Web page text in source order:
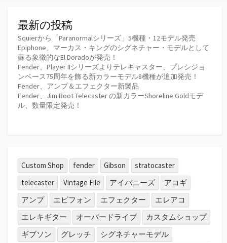
最新の投稿
Squierから「Paranormalシリーズ」5機種・12モデル発売
Epiphone、マーカス・キングのシグネチャー・モデルとして
蘇る象徴的なEl Doradoが発売！
Fender、Player IIシリーズよりテレキャスター、プレシジョ
ンベース75周年を飾る新カラーモデル8機種が追加発売！
Fender、アンプ＆エフェクター新製品
Fender、Jim Root Telecaster の新カラーShoreline Goldモデ
ル、数量限定発売！
Custom Shop fender Gibson
stratocaster
telecaster
Vintage File アイバニーズ
アコギ
アンプ
エピフォン エフェクター
エレアコ
エレキギター
オーバードライブ
カスタムショップ
ギブソン
グレッチ
シグネチャーモデル